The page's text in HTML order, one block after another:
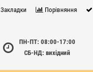
Закладки Порівняння
ПН-ПТ: 08:00-17:00
СБ-НД: вихідний